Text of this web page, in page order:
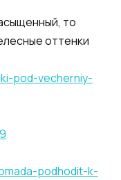
то
оттенки